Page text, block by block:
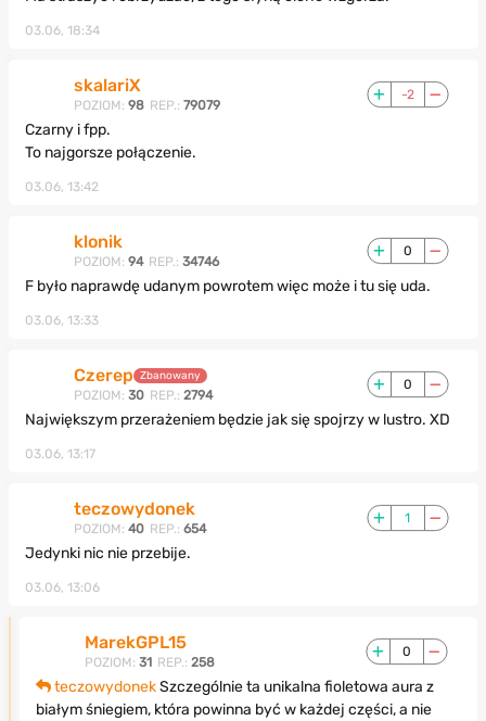
03.06, 18:34
skalariX
POZIOM: 98 REP.: 79079
-2
Czarny i fpp.
To najgorsze połączenie.
03.06, 13:42
klonik
POZIOM: 94 REP.: 34746
0
F było naprawdę udanym powrotem więc może i tu się uda.
03.06, 13:33
Czerep Zbanowany
POZIOM: 30 REP.: 2794
0
Największym przerażeniem będzie jak się spojrzy w lustro. XD
03.06, 13:17
teczowydonek
POZIOM: 40 REP.: 654
1
Jedynki nic nie przebije.
03.06, 13:06
MarekGPL15
POZIOM: 31 REP.: 258
0
teczowydonekSzczególnie ta unikalna fioletowa aura z
białym śniegiem, która powinna być w każdej części, a nie